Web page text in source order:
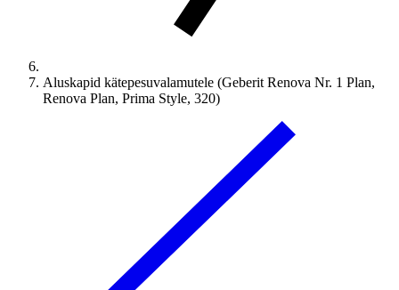
Aluskapid kätepesuvalamutele (Geberit Renova Nr. 1 Plan,
Renova Plan, Prima Style, 320)